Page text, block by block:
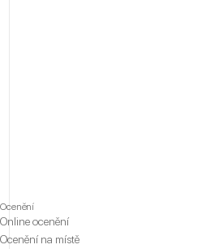
Ocenění
Online ocenění
Ocenění na místě